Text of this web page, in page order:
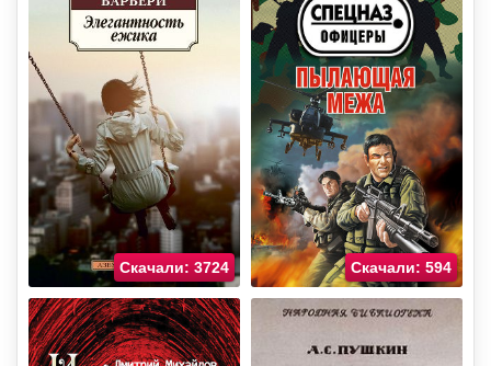
Скачали: 3724 Скачали: 594